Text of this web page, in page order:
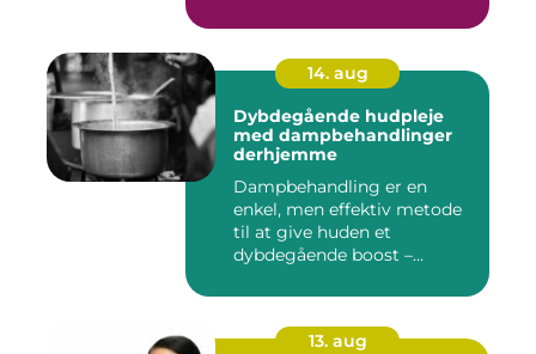
14. aug
Dybdegående hudpleje
med dampbehandlinger
derhjemme
Dampbehandling er en
enkel, men effektiv metode
til at give huden et
dybdegående boost –...
13. aug